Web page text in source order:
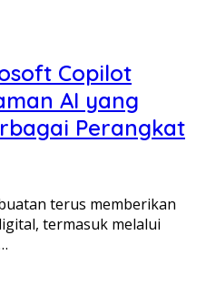
Copilot
AI yang
Perangkat
terus memberikan
termasuk melalui